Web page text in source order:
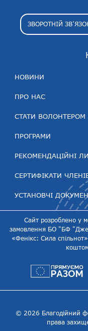
НОВИНИ
ПРО НАС
СТАТИ ВОЛОНТЕРОМ
ПРОГРАМИ
РЕКОМЕНДАЦІЙНІ
СЕРТИФІКАТИ
УСТАНОВЧІ
ЗВОРОТНІЙ
Сайт розроблено у
замовлення БО "БФ
«Фенікс: Сила
© 2026 Благодійний
права